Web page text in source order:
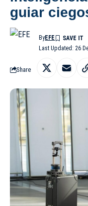
guiar
Last Updated: 26
ByEFE
Share